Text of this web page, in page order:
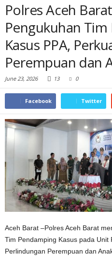
Polres Aceh
Pengukuhan
Kasus PPA,
Perempuan dan
June 23, 2026 13 0
Facebook Twitter
Aceh Barat –Polres Aceh Barat
Tim Pendamping Kasus pada Unit
Perlindungan Perempuan dan